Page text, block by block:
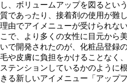
し、ボリュームアップを図るとい
質であったり、接着剤の使用が難
理由でアイメニューが受けられな
こで、より多くの女性に目元から
いで開発されたのが、化粧品登録
毛や皮膚に負担をかけることなく
ステンションしているかのように
きる新しいアイメニュー「アップ